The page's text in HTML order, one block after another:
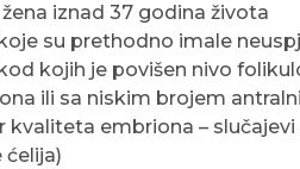
iznad 37 godina života
su prethodno imale
kojih je povišen nivo
ili sa niskim brojem
kvaliteta embriona –
ćelija)